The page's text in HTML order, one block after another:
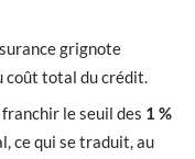
grignote
coût total du crédit.
le seuil des 1 %
ce qui se traduit, au